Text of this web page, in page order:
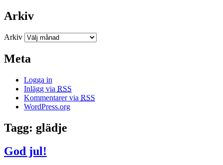
Arkiv
Arkiv
Meta
Logga in
Inlägg via RSS
Kommentarer via RSS
WordPress.org
Tagg: glädje
God jul!